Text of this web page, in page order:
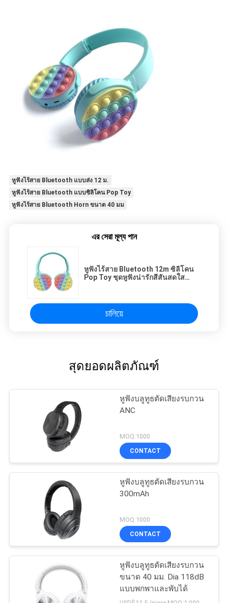
หูฟังไร้สาย Bluetooth แบบส่ง 12 ม.
หูฟังไร้สาย Bluetooth แบบซิลิโคน Pop Toy
หูฟังไร้สาย Bluetooth Horn ขนาด 40 มม
এর সেরা মূল্য পান
หูฟังไร้สาย Bluetooth 12m ซิลิโคน
Pop Toy ชุดหูฟังน่ารักสีสันสดใส
চালিয়ে
สุดยอดผลิตภัณฑ์
หูฟังบลูทูธตัดเสียงรบกวน
ANC
MOQ:1000
CONTACT
หูฟังบลูทูธตัดเสียงรบกวน
300mAh
MOQ:1000
CONTACT
หูฟังบลูทูธตัดเสียงรบกวน
ขนาด 40 มม. Dia 118dB
แบบพกพาและพับได้